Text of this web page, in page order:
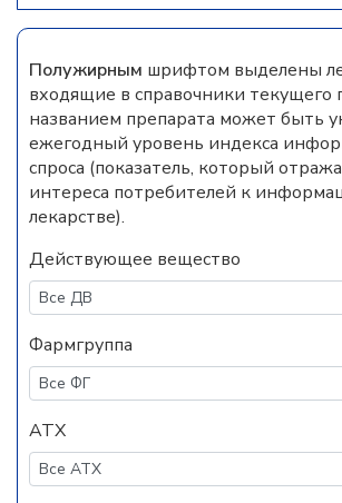
Полужирным шрифтом выделены
входящие в справочники текущего
названием препарата может быть
ежегодный уровень индекса
спроса (показатель, который
интереса потребителей к
лекарстве).
Действующее вещество
Фармгруппа
АТХ